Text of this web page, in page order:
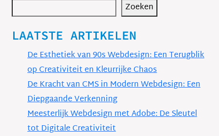
Zoeken
LAATSTE ARTIKELEN
De Esthetiek van 90s Webdesign: Een Terugblik
op Creativiteit en Kleurrijke Chaos
De Kracht van CMS in Modern Webdesign: Een
Diepgaande Verkenning
Meesterlijk Webdesign met Adobe: De Sleutel
tot Digitale Creativiteit